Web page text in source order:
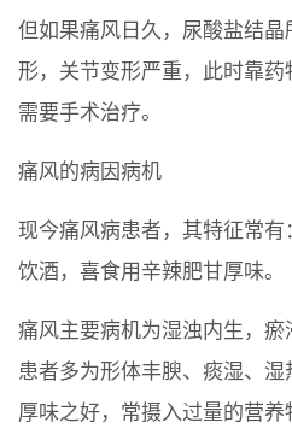
但如果痛风日久，尿酸盐结
形，关节变形严重，此时靠
需要手术治疗。
痛风的病因病机
现今痛风病患者，其特征常
饮酒，喜食用辛辣肥甘厚味。
痛风主要病机为湿浊内生，瘀
患者多为形体丰腴、痰湿、
厚味之好，常摄入过量的营